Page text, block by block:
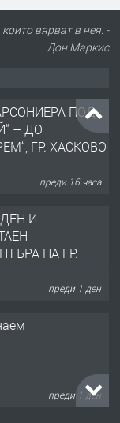
вярват в нея. -
Дон Маркис
ПОД
– ДО
ГР. ХАСКОВО
преди 16 часа
И
НА ГР.
преди 1 ден
преди 1 ден